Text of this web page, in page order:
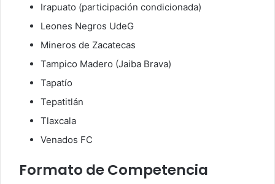
Irapuato (participación condicionada)
Leones Negros UdeG
Mineros de Zacatecas
Tampico Madero (Jaiba Brava)
Tapatío
Tepatitlán
Tlaxcala
Venados FC
Formato de Competencia